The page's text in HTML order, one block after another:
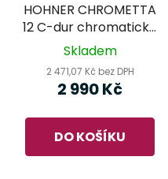
HOHNER CHROMETTA
12 C-dur chromatická
foukací harmonika
Skladem
2 471,07 Kč bez DPH
2 990 Kč
DO KOŠÍKU